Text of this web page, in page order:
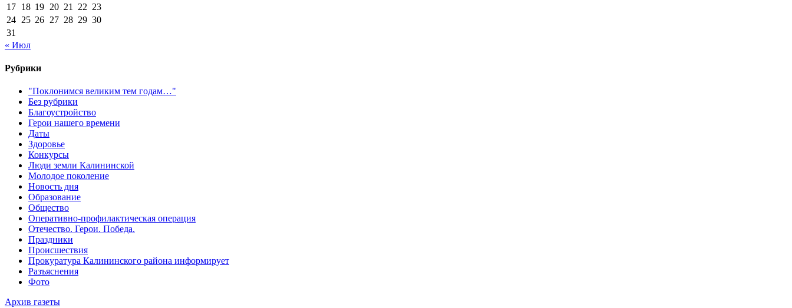
17 18 19 20 21 22 23
24 25 26 27 28 29 30
31
« Июл
Рубрики
"Поклонимся великим тем годам…"
Без рубрики
Благоустройство
Герои нашего времени
Даты
Здоровье
Конкурсы
Люди земли Калининской
Молодое поколение
Новость дня
Образование
Общество
Оперативно-профилактическая операция
Отечество. Герои. Победа.
Праздники
Происшествия
Прокуратура Калининского района информирует
Разъяснения
Фото
Архив газеты